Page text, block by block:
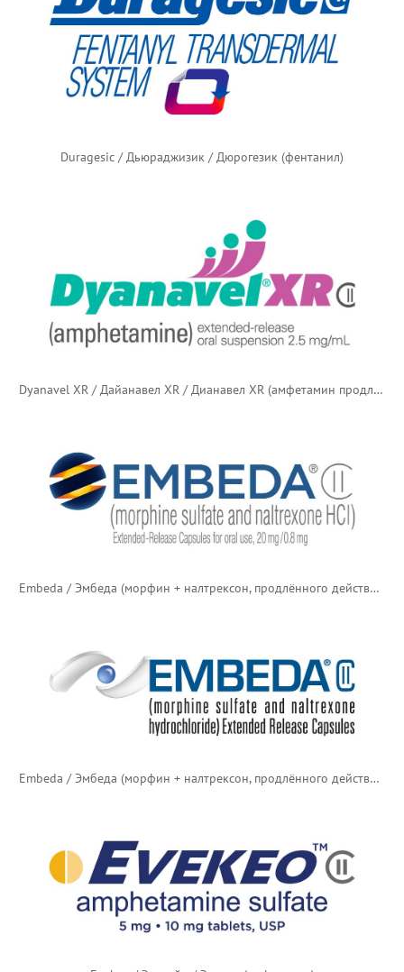
Duragesic / Дьюраджизик / Дюрогезик (фентанил)
Dyanavel XR / Дайанавел XR / Дианавел XR (амфетамин продлённого действия)
Embeda / Эмбеда (морфин + налтрексон, продлённого действия) — новый логотип
Embeda / Эмбеда (морфин + налтрексон, продлённого действия) — старый логотип